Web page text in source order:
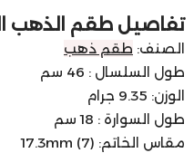
تفاصيل طقم الذهب
الصنف: طقم ذهب
طول السلسال : 46 سم
الوزن: 9.35 جرام
طول السوارة : 18 سم
مقاس الخاتم: 17.3mm (7)